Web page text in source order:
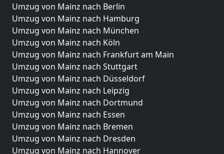
Umzug von Mainz nach Berlin
Umzug von Mainz nach Hamburg
Umzug von Mainz nach München
Umzug von Mainz nach Köln
Umzug von Mainz nach Frankfurt am Main
Umzug von Mainz nach Stuttgart
Umzug von Mainz nach Düsseldorf
Umzug von Mainz nach Leipzig
Umzug von Mainz nach Dortmund
Umzug von Mainz nach Essen
Umzug von Mainz nach Bremen
Umzug von Mainz nach Dresden
Umzug von Mainz nach Hannover